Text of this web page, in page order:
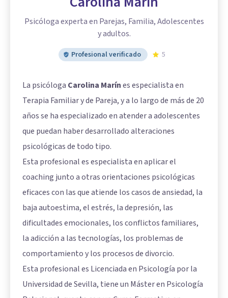
Psicóloga experta en Parejas, Familia, Adolescentes
y adultos.
Profesional verificado 5
La psicóloga Carolina Marínes especialista en
Terapia Familiar y de Pareja, y a lo largo de más de 20
años se ha especializado en atender a adolescentes
que puedan haber desarrollado alteraciones
psicológicas de todo tipo.
Esta profesional es especialista en aplicar el
coaching junto a otras orientaciones psicológicas
eficaces con las que atiende los casos de ansiedad, la
baja autoestima, el estrés, la depresión, las
dificultades emocionales, los conflictos familiares,
la adicción a las tecnologías, los problemas de
comportamiento y los procesos de divorcio.
Esta profesional es Licenciada en Psicología por la
Universidad de Sevilla, tiene un Máster en Psicología